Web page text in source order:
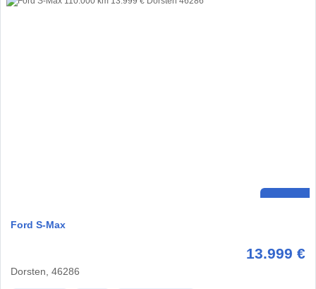
Ford S-Max
13.999 €
Dorsten, 46286